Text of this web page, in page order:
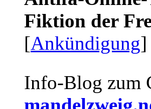
Fiktion der
[Ankündigung]
Info-Blog zum